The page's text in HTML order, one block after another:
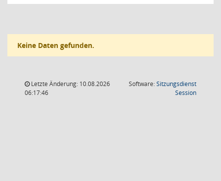
Keine Daten gefunden.
Letzte Änderung: 10.08.2026
06:17:46
Software:Sitzungsdienst
Session(Wird in